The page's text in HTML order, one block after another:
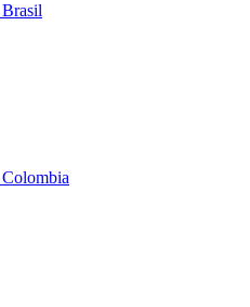
Brasil
Colombia